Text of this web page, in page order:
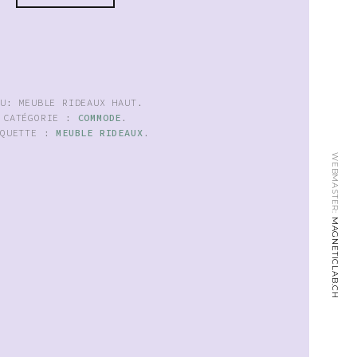
WEBMASTER:
MAGNETICLAB.CH
MEUBLE RIDEAUX HAUT .
CATÉGORIE : COMMODE .
:MEUBLE RIDEAUX .